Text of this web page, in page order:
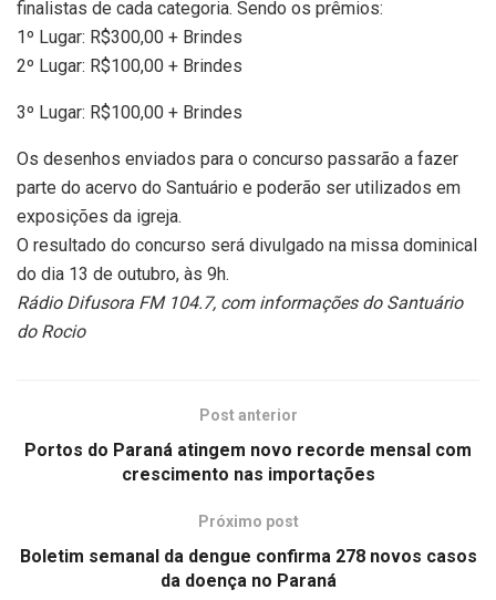
finalistas de cada categoria. Sendo os prêmios:
1º Lugar: R$300,00 + Brindes
2º Lugar: R$100,00 + Brindes
3º Lugar: R$100,00 + Brindes
Os desenhos enviados para o concurso passarão a fazer
parte do acervo do Santuário e poderão ser utilizados em
exposições da igreja.
O resultado do concurso será divulgado na missa dominical
do dia 13 de outubro, às 9h.
Rádio Difusora FM 104.7, com informações do Santuário
do Rocio
Post anterior
Portos do Paraná atingem novo recorde mensal com
crescimento nas importações
Próximo post
Boletim semanal da dengue confirma 278 novos casos
da doença no Paraná